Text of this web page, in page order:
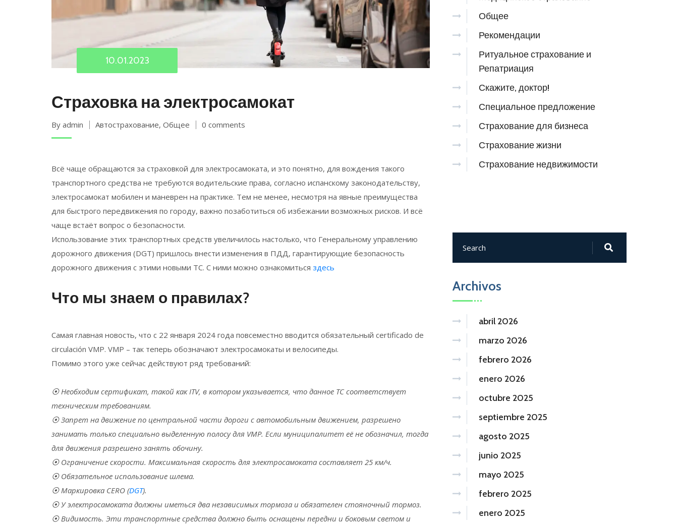
10.01.2023
Страховка на электросамокат
By admin Автострахование, Общее 0 comments
Всё чаще обращаются за страховкой для электросамоката, и это понятно, для вождения такого
транспортного средства не требуются водительские права, согласно испанскому законодательству,
электросамокат мобилен и маневрен на практике. Тем не менее, несмотря на явные преимущества
для быстрого передвижения по городу, важно позаботиться об избежании возможных рисков. И всё
чаще встаёт вопрос о безопасности.
Использование этих транспортных средств увеличилось настолько, что Генеральному управлению
дорожного движения (DGT) пришлось внести изменения в ПДД, гарантирующие безопасность
дорожного движения с этими новыми ТС. С ними можно ознакомиться здесь
Что мы знаем о правилах?
Самая главная новость, что с 22 января 2024 года повсеместно вводится обязательный certificado de
circulación VMP. VMP – так теперь обозначают электросамокаты и велосипеды.
Помимо этого уже сейчас действуют ряд требований:
⦿Необходим сертификат, такой как ITV, в котором указывается, что данное ТС соответствует
техническим требованиям.
⦿Запрет на движение по центральной части дороги с автомобильным движением, разрешено
занимать только специально выделенную полосу для VMP. Если муниципалитет её не обозначил, тогда
для движения разрешено занять обочину.
⦿Ограничение скорости. Максимальная скорость для электросамоката составляет 25 км/ч.
⦿Обязательное использование шлема.
⦿Маркировка CERO (DGT).
⦿У электросамоката должны иметься два независимых тормоза и обязателен стояночный тормоз.
⦿Видимость. Эти транспортные средства должно быть оснащены передни и боковым светом и
Общее
Рекомендации
Ритуальное страхование и
Репатриация
Скажите, доктор!
Специальное предложение
Страхование для бизнеса
Страхование жизни
Страхование недвижимости
Archivos
abril 2026
marzo 2026
febrero 2026
enero 2026
octubre 2025
septiembre 2025
agosto 2025
junio 2025
mayo 2025
febrero 2025
enero 2025